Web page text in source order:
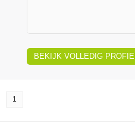
BEKIJK VOLLEDIG PROFIEL
1